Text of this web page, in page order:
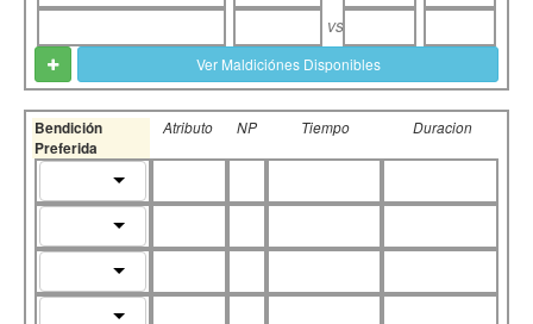
vs
Ver Maldiciónes Disponibles
Bendición
Preferida
Atributo NP Tiempo Duracion